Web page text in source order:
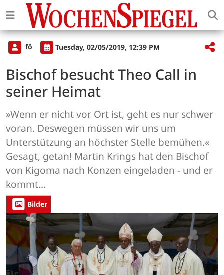
fö Tuesday, 02/05/2019, 12:39 PM
Bischof besucht Theo Call in
seiner Heimat
»Wenn er nicht vor Ort ist, geht es nur schwer
voran. Deswegen müssen wir uns um
Unterstützung an höchster Stelle bemühen.«
Gesagt, getan! Martin Krings hat den Bischof
von Kigoma nach Konzen eingeladen - und er
kommt...
Bilder